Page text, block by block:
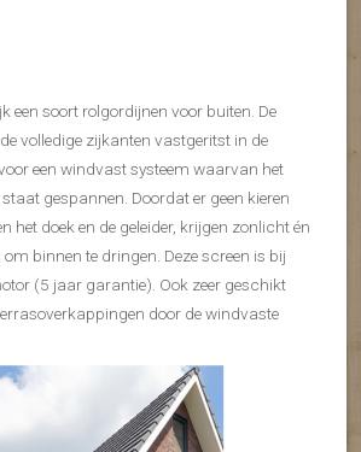
een soort rolgordijnen voor buiten. De
volledige zijkanten vastgeritst in de
een windvast systeem waarvan het
gespannen. Doordat er geen kieren
het doek en de geleider, krijgen zonlicht én
binnen te dringen. Deze screen is bij
(5 jaar garantie). Ook zeer geschikt
door de windvaste